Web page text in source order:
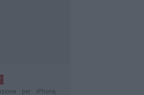
per iPhone,